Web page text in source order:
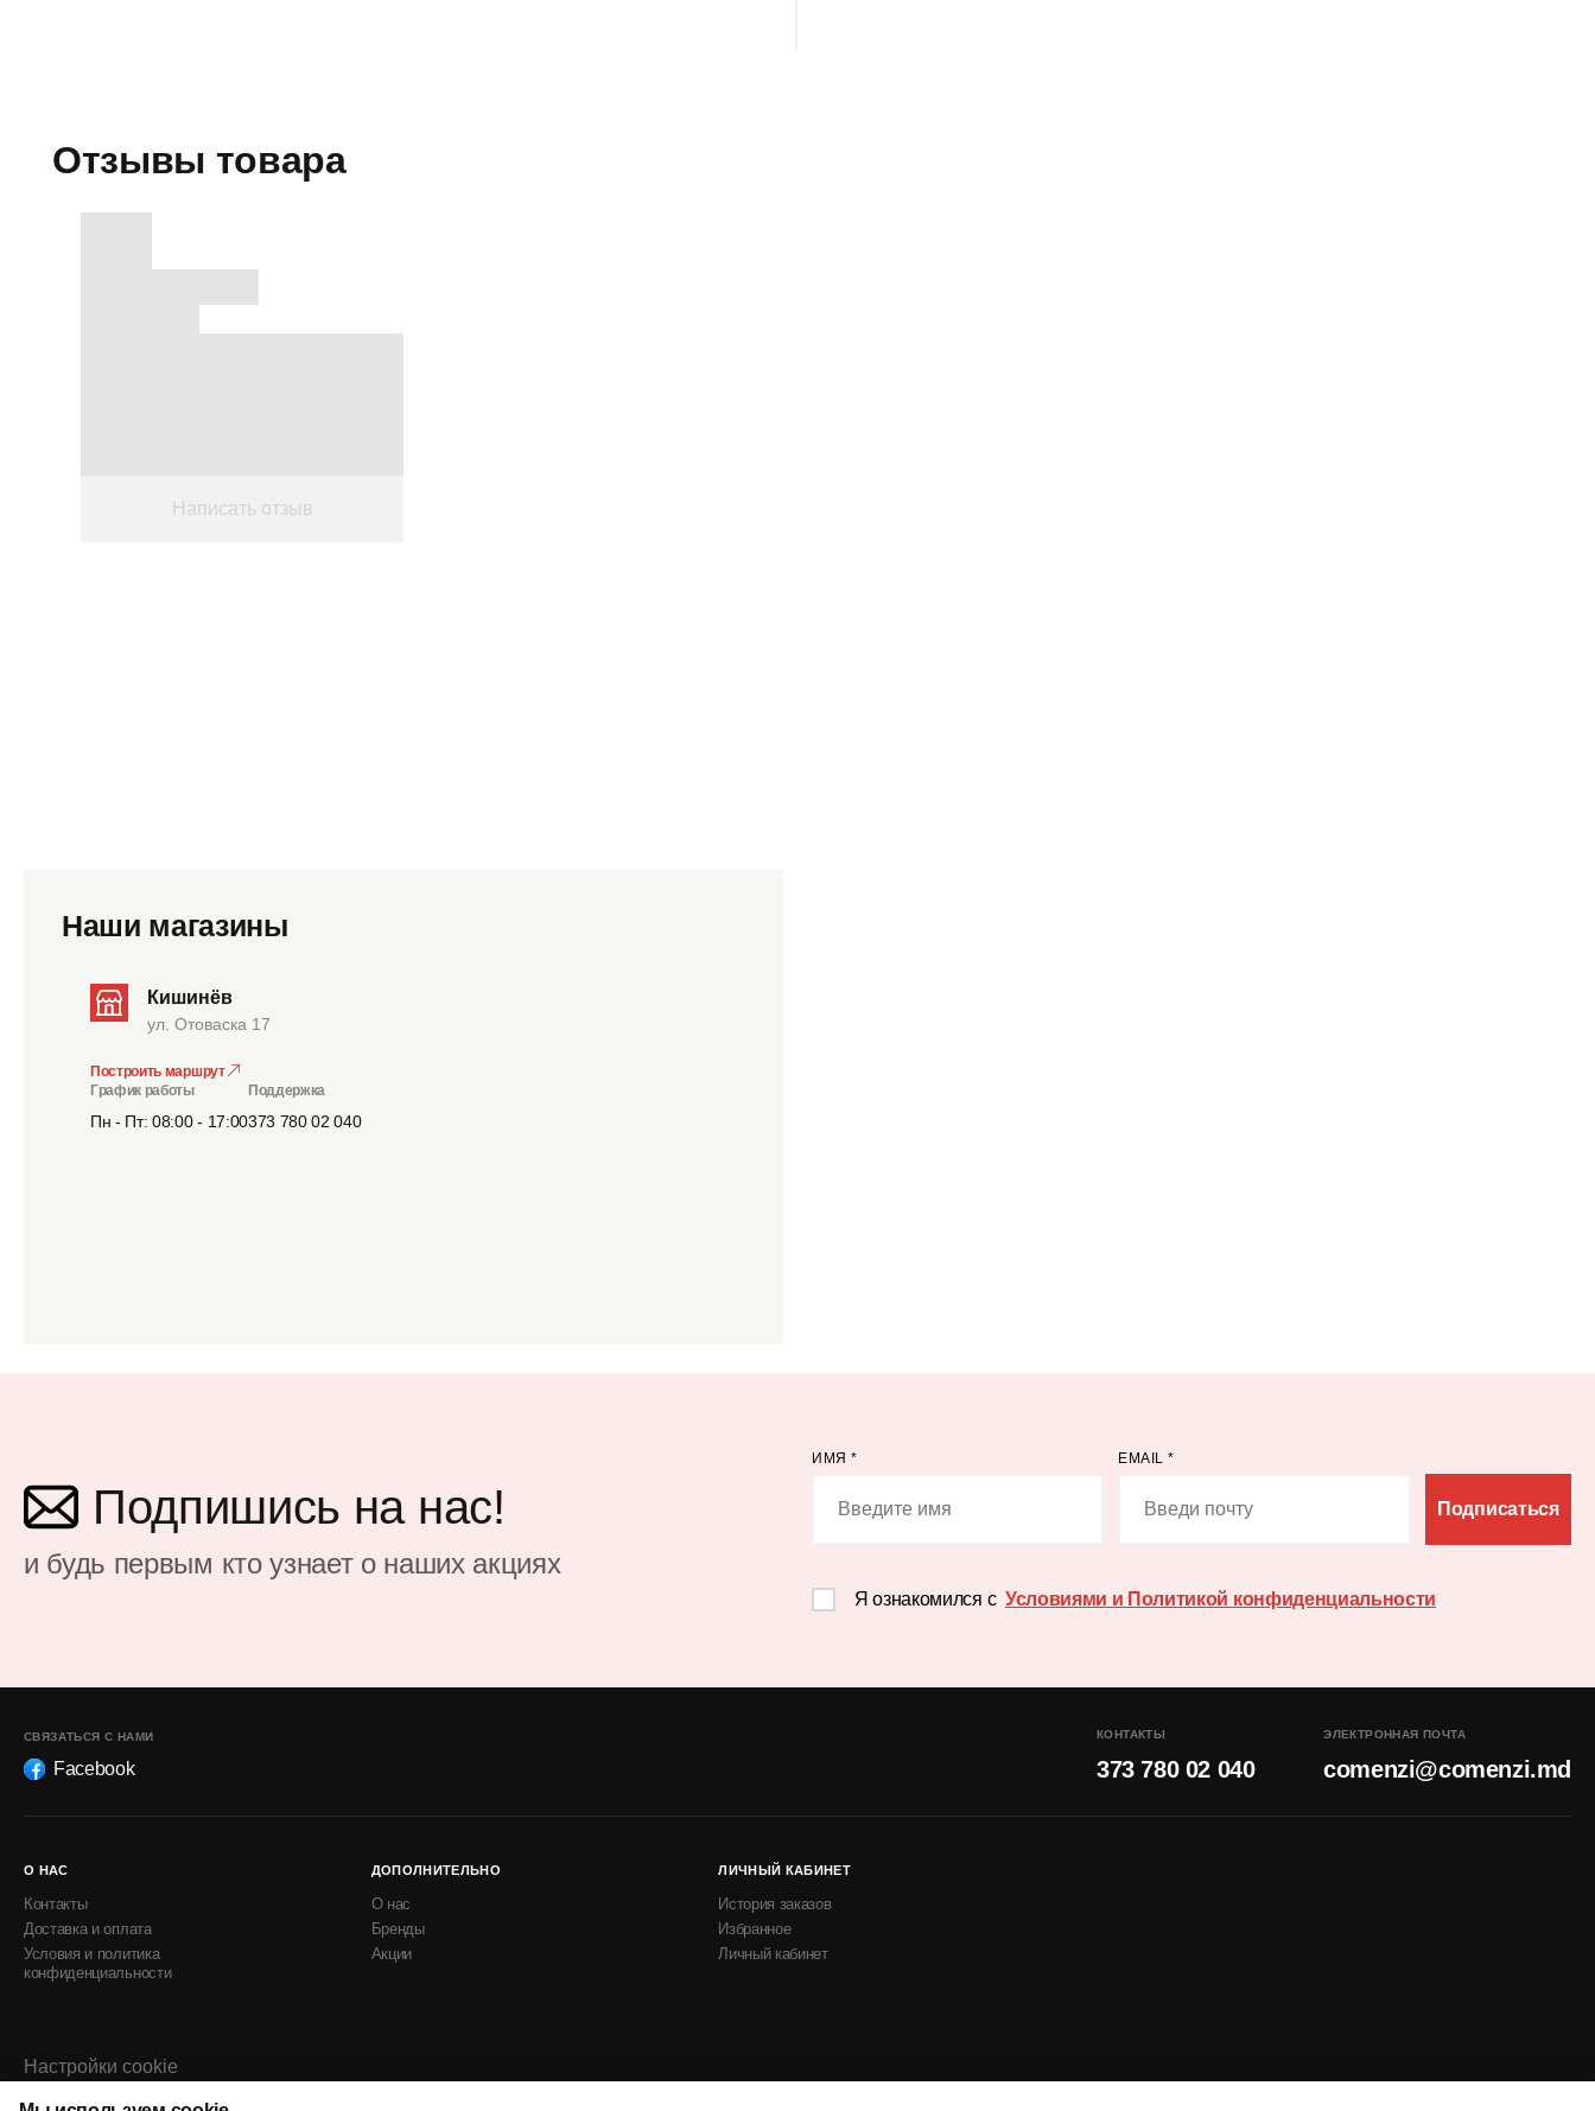
Отзывы товара
Написать отзыв
Наши магазины
Кишинёв
ул. Отоваска 17
Построить маршрут
График работы
Пн - Пт: 08:00 - 17:00
Поддержка
373 780 02 040
Подпишись на нас!
и будь первым кто узнает о наших акциях
ИМЯ * EMAIL*
Подписаться
Я ознакомился с Условиями и Политикой конфиденциальности
СВЯЗАТЬСЯ С НАМИ
Facebook
КОНТАКТЫ
373 780 02 040
ЭЛЕКТРОННАЯ ПОЧТА
comenzi@comenzi.md
О НАС
Контакты
Доставка и оплата
Условия и политика
конфиденциальности
ДОПОЛНИТЕЛЬНО
О нас
Бренды
Акции
ЛИЧНЫЙ КАБИНЕТ
История заказов
Избранное
Личный кабинет
Настройки cookie